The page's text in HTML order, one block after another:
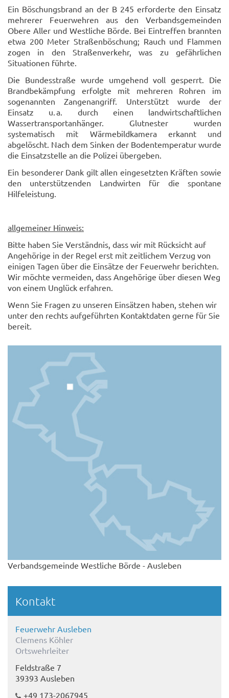
Ein Böschungsbrand an der B 245 erforderte den Einsatz
mehrerer Feuerwehren aus den Verbandsgemeinden
Obere Aller und Westliche Börde. Bei Eintreffen brannten
etwa 200 Meter Straßenböschung; Rauch und Flammen
zogen in den Straßenverkehr, was zu gefährlichen
Situationen führte.
Die Bundesstraße wurde umgehend voll gesperrt. Die
Brandbekämpfung erfolgte mit mehreren Rohren im
sogenannten Zangenangriff. Unterstützt wurde der
Einsatz u. a. durch einen landwirtschaftlichen
Wassertransportanhänger. Glutnester wurden
systematisch mit Wärmebildkamera erkannt und
abgelöscht. Nach dem Sinken der Bodentemperatur wurde
die Einsatzstelle an die Polizei übergeben.
Ein besonderer Dank gilt allen eingesetzten Kräften sowie
den unterstützenden Landwirten für die spontane
Hilfeleistung.
allgemeiner Hinweis:
Bitte haben Sie Verständnis, dass wir mit Rücksicht auf
Angehörige in der Regel erst mit zeitlichem Verzug von
einigen Tagen über die Einsätze der Feuerwehr berichten.
Wir möchte vermeiden, dass Angehörige über diesen Weg
von einem Unglück erfahren.
Wenn Sie Fragen zu unseren Einsätzen haben, stehen wir
unter den rechts aufgeführten Kontaktdaten gerne für Sie
bereit.
Verbandsgemeinde Westliche Börde - Ausleben
Kontakt
Feuerwehr Ausleben
Clemens Köhler
Ortswehrleiter
Feldstraße 7
39393 Ausleben
+49 173-2067945